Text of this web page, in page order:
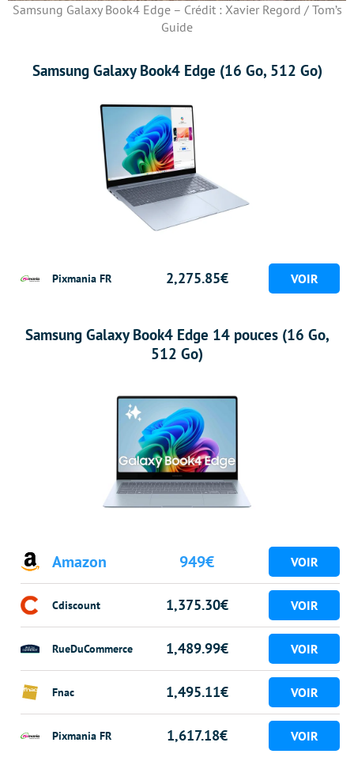
Samsung Galaxy Book4 Edge – Crédit : Xavier Regord / Tom’s
Guide
Samsung Galaxy Book4 Edge (16 Go, 512 Go)
Pixmania FR 2,275.85€
Samsung Galaxy Book4 Edge 14 pouces (16 Go,
512 Go)
Amazon 949€
Cdiscount 1,375.30€
RueDuCommerce 1,489.99€
Fnac 1,495.11€
Pixmania FR 1,617.18€